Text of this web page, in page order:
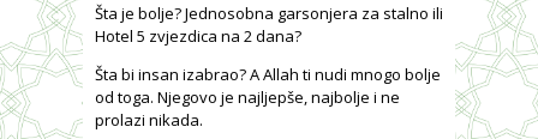
Šta je bolje? Jednosobna garsonjera za stalno ili
Hotel 5 zvjezdica na 2 dana?
Šta bi insan izabrao? A Allah ti nudi mnogo bolje
od toga. Njegovo je najljepše, najbolje i ne
prolazi nikada.